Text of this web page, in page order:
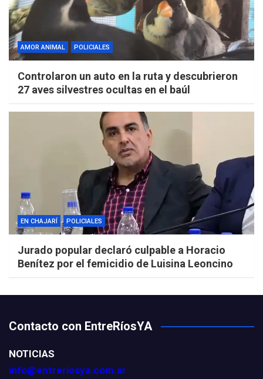
AMOR ANIMAL POLICIALES
Controlaron un auto en la ruta y descubrieron
27 aves silvestres ocultas en el baúl
EN CHAJARÍ POLICIALES
Jurado popular declaró culpable a Horacio
Benítez por el femicidio de Luisina Leoncino
Contacto con EntreRíosYA
NOTICIAS
info@entreriosya.com.ar